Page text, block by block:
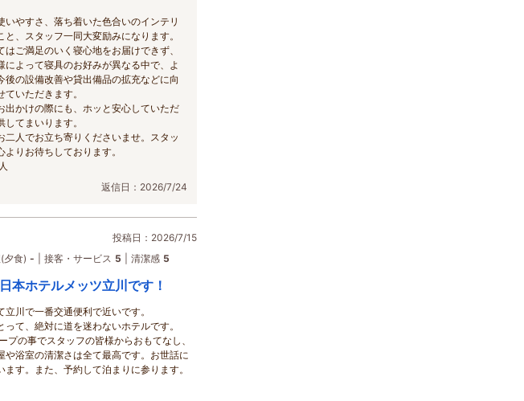
やすさ、落ち着いた色合いのインテリ
、スタッフ一同大変励みになります。
ご満足のいく寝心地をお届けできず、
よって寝具のお好みが異なる中で、よ
後の設備改善や貸出備品の拡充などに向
いただきます。
出かけの際にも、ホッと安心していただ
てまいります。
二人でお立ち寄りくださいませ。スタッ
りお待ちしております。
返信日：2026/7/24
投稿日：2026/7/15
夕食) - 接客・サービス 5 清潔感 5
本ホテルメッツ立川です！
川で一番交通便利で近いです。
て、絶対に道を迷わないホテルです。
の事でスタッフの皆様からおもてなし、
浴室の清潔さは全て最高です。お世話に
す。また、予約して泊まりに参ります。